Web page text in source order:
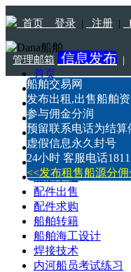
首页 登录 | 注册 |
管理邮箱 信息发布 |
Tel:18115303233
首页
船舶转港·过户
船舶坞检·坞修·油漆
船价估算
船舶出售
船舶求购
船舶出租
船舶求租
配件出售
配件求购
船舶转籍
船舶海工设计
焊接技术
内河船员考试练习
船舶交易网
发布出租,出售船舶
参与佣金分润
预留联系电话为结算
虚假信息永久封号
24小时 客服电话
<<发布租售船源分佣